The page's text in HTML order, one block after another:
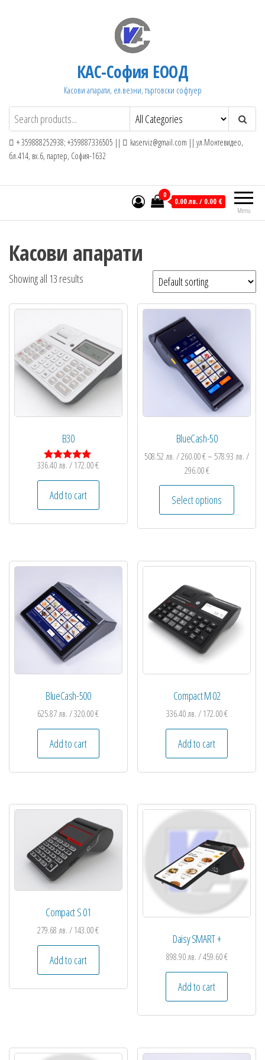
КАС-София ЕООД
Касови апарати, ел.везни, търговски софтуер
+ 359888252938; +359887336505 ||
kaserviz@gmail.com || ул.Монтевидео,
бл.414, вх.6, партер, София-1632
Menu
0
0.00 лв. / 0.00 €
Касови апарати
Showing all 13 results
B30
Rated
336.40лв./ 172.00 €
Add to cart
BlueCash-50
508.52лв./ 260.00 €– 578.93лв./
296.00 €
Select options
BlueCash-500
625.87лв./ 320.00 €
Add to cart
Compact M 02
336.40лв./ 172.00 €
Add to cart
Compact S 01
279.68лв./ 143.00 €
Add to cart
Daisy SMART +
898.90лв./ 459.60 €
Add to cart